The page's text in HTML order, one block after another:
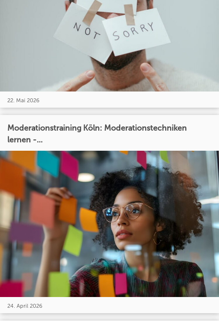
22. Mai 2026
Moderationstraining Köln: Moderationstechniken
lernen -...
24. April 2026